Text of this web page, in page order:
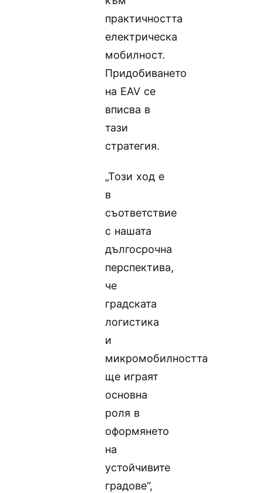
практичността
електрическа
мобилност.
Придобиването
на EAV се
вписва в
тази
стратегия.
„Този ход е
в
съответствие
с нашата
дългосрочна
перспектива,
че
градската
логистика
и
микромобилността
ще играят
основна
роля в
оформянето
на
устойчивите
градове“,